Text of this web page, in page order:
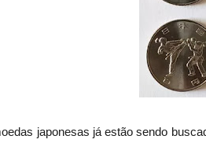
japonesas já estão sendo